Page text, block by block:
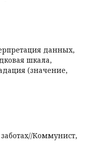
данных,
шкала,
(значение,
Коммунист,